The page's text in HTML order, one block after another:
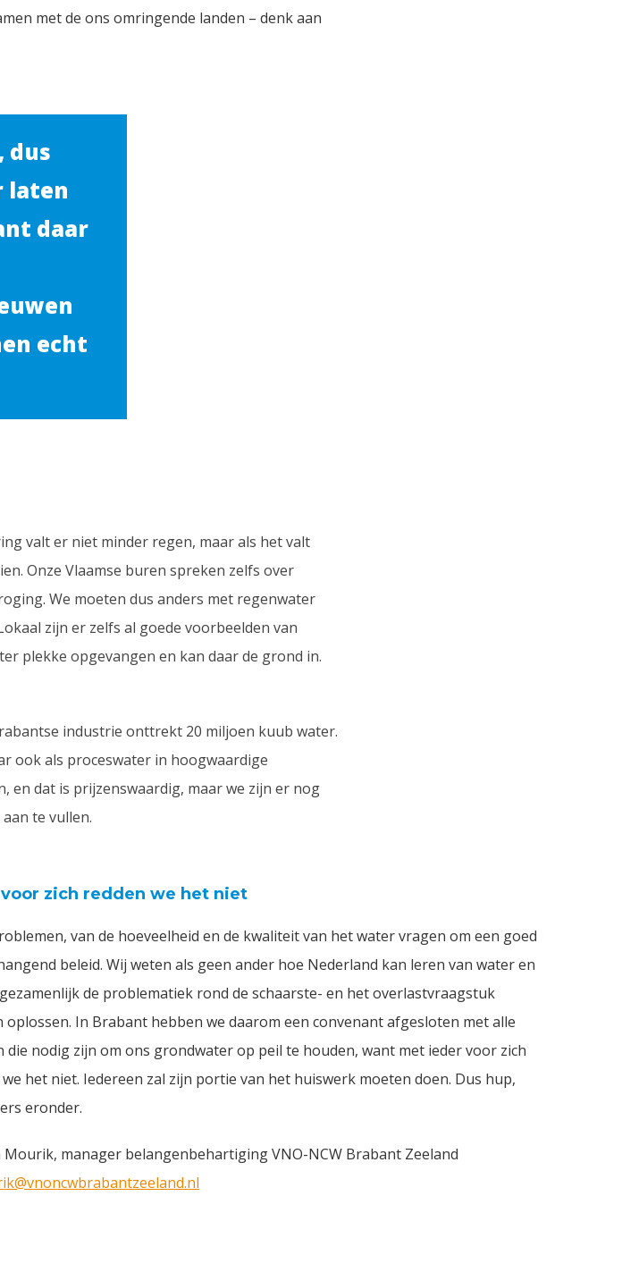
met de ons omringende landen – denk aan
dus
laten
daar
echt
valt er niet minder regen, maar als het valt
Onze Vlaamse buren spreken zelfs over
We moeten dus anders met regenwater
zijn er zelfs al goede voorbeelden van
plekke opgevangen en kan daar de grond in.
industrie onttrekt 20 miljoen kuub water.
ook als proceswater in hoogwaardige
en dat is prijzenswaardig, maar we zijn er nog
te vullen.
zich redden we het niet
van de hoeveelheid en de kwaliteit van het water vragen om een goed
beleid. Wij weten als geen ander hoe Nederland kan leren van water en
de problematiek rond de schaarste- en het overlastvraagstuk
oplossen. In Brabant hebben we daarom een convenant afgesloten met alle
die nodig zijn om ons grondwater op peil te houden, want met ieder voor zich
het niet. Iedereen zal zijn portie van het huiswerk moeten doen. Dus hup,
eronder.
Mourik, manager belangenbehartiging VNO-NCW Brabant Zeeland